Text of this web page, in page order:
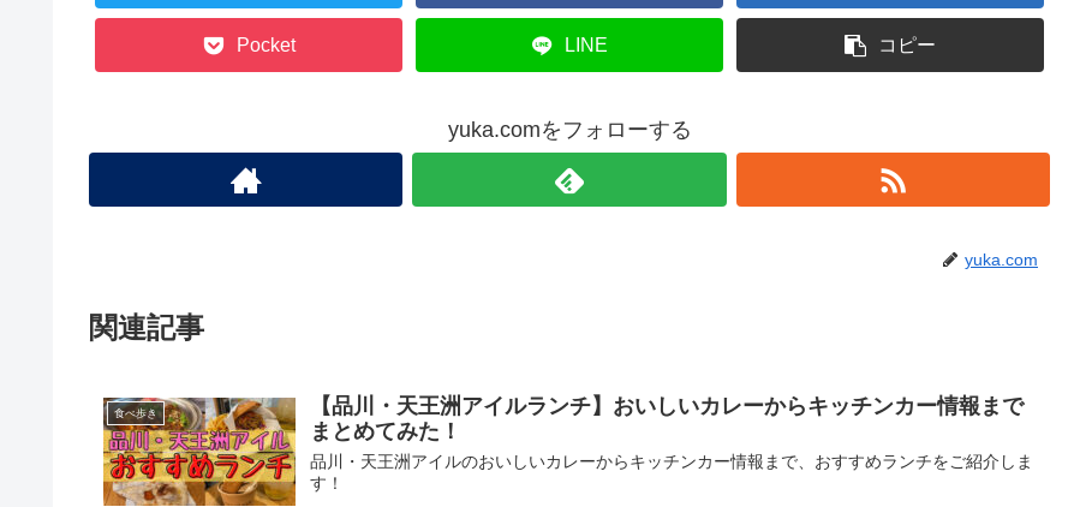
Pocket LINE コピー
yuka.comをフォローする
yuka.com
関連記事
食べ歩き
【品川・天王洲アイルランチ】おいしいカレーからキッチンカー情報まで
まとめてみた！
品川・天王洲アイルのおいしいカレーからキッチンカー情報まで、おすすめランチをご紹介しま
す！